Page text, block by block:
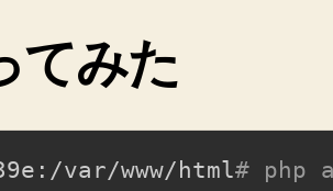
す
る
へ
てみた
var/www/html# php